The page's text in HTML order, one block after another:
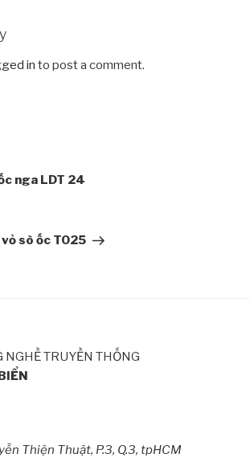
in to post a comment.
nga LDT 24
sò ốc TO25
NGHỀ TRUYỀN THỐNG
Thiện Thuật, P.3, Q.3, tpHCM